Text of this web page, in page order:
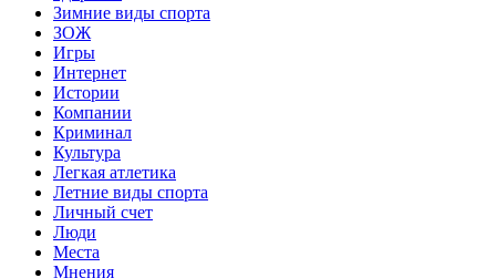
Зимние виды спорта
ЗОЖ
Игры
Интернет
Истории
Компании
Криминал
Культура
Легкая атлетика
Летние виды спорта
Личный счет
Люди
Места
Мнения